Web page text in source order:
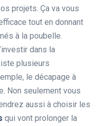
projets. Ça va vous
tout en donnant
à la poubelle.
dans la
plusieurs
le décapage à
Non seulement vous
aussi à choisir les
qui vont prolonger la